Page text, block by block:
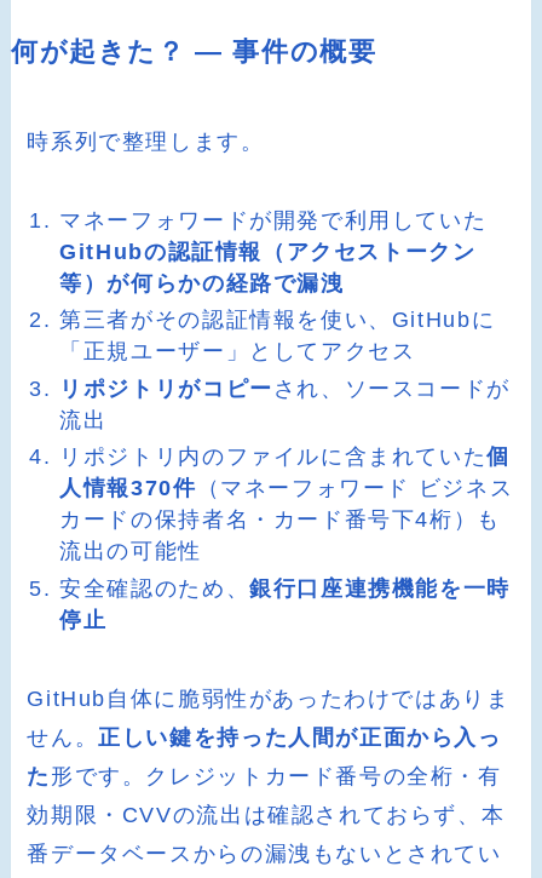
何が起きた？ ― 事件の概要
時系列で整理します。
マネーフォワードが開発で利用していた
GitHubの認証情報（アクセストークン
等）が何らかの経路で漏洩
第三者がその認証情報を使い、GitHubに
「正規ユーザー」としてアクセス
リポジトリがコピー され、ソースコードが
流出
リポジトリ内のファイルに含まれていた個
人情報370件 （マネーフォワード ビジネス
カードの保持者名・カード番号下4桁）も
流出の可能性
安全確認のため、銀行口座連携機能を一時
停止
GitHub自体に脆弱性があったわけではありま
せん。 正しい鍵を持った人間が正面から入っ
た 形です。クレジットカード番号の全桁・有
効期限・CVVの流出は確認されておらず、本
番データベースからの漏洩もないとされてい